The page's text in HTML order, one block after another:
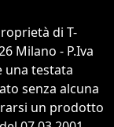
di T-
Milano - P.Iva
una testata
senza alcuna
un prodotto